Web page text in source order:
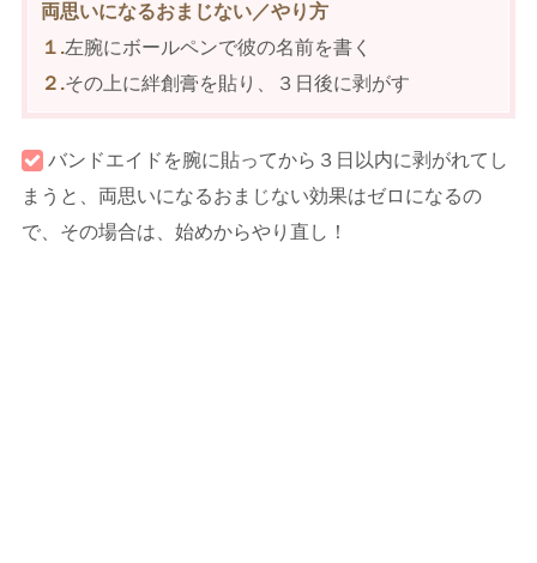
両思いになるおまじない／やり方
１.左腕にボールペンで彼の名前を書く
２.その上に絆創膏を貼り、３日後に剥がす
バンドエイドを腕に貼ってから３日以内に剥がれてし
まうと、両思いになるおまじない効果はゼロになるの
で、その場合は、始めからやり直し！